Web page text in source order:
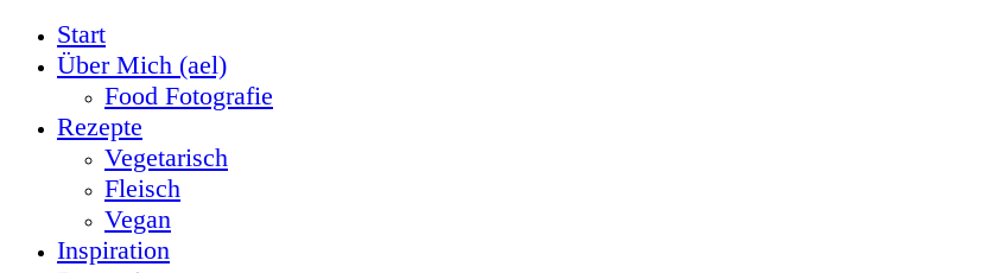
Start
Über Mich (ael)
Food Fotografie
Rezepte
Vegetarisch
Fleisch
Vegan
Inspiration